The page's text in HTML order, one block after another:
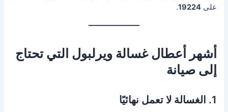
على19224
.
أشهر أعطال غسالة ويرلبول التي تحتاج
إلى صيانة
1. الغسالة لا تعمل نهائيًا